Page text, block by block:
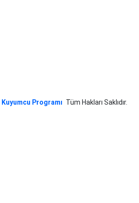
Kuyumcu Programı Tüm Hakları Saklıdır.